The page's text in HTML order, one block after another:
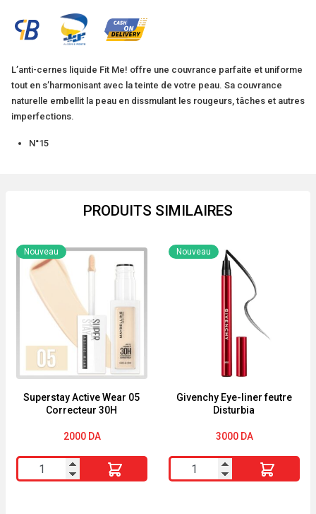
MAYBELLINE
Anti-
Correcteur
Fluide
Fit
Me
Matte
L’anti-cernes liquide Fit Me! offre une couvrance parfaite et uniforme
tout en s’harmonisant avec la teinte de votre peau. Sa couvrance
naturelle embellit la peau en dissmulant les rougeurs, tâches et autres
imperfections.
N°15
PRODUITS SIMILAIRES
Superstay Active Wear 05
Correcteur 30H
Nouveau
2000 DA
quantité
de
Givenchy Eye-liner feutre
Disturbia
Nouveau
3000 DA
quantité
de